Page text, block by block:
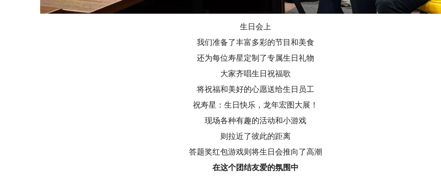
生日会上
我们准备了丰富多彩的节目和美食
还为每位寿星定制了专属生日礼物
大家齐唱生日祝福歌
将祝福和美好的心愿送给生日员工
祝寿星：生日快乐，龙年宏图大展！
现场各种有趣的活动和小游戏
则拉近了彼此的距离
答题奖红包游戏则将生日会推向了高潮
在这个团结友爱的氛围中